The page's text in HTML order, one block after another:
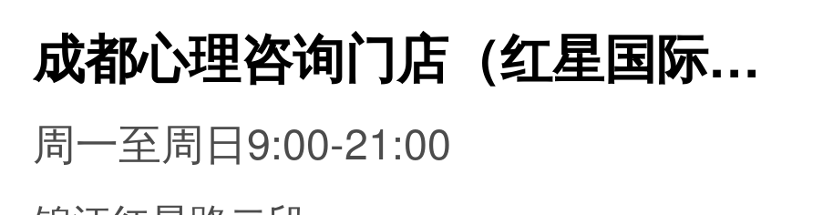
成都心理咨询门店（红星国际店）
周一至周日9:00-21:00